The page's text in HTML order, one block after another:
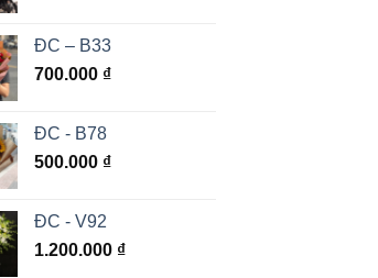
ĐC – B33
700.000 ₫
ĐC - B78
500.000 ₫
ĐC - V92
1.200.000 ₫